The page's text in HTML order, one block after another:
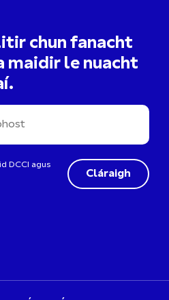
chun fanacht
maidir le nuacht
DCCI agus